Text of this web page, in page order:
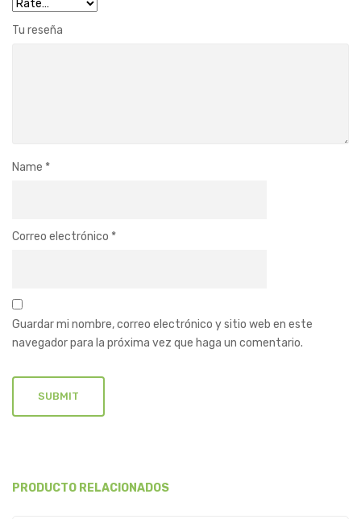
Tu reseña
Name *
Correo electrónico *
Guardar mi nombre, correo electrónico y sitio web en este
navegador para la próxima vez que haga un comentario.
PRODUCTO RELACIONADOS